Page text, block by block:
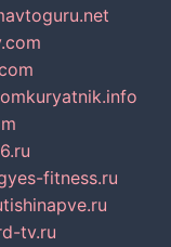
avtoguru.net
kuryatnik.info
yes-fitness.ru
tishinapve.ru
tv.ru